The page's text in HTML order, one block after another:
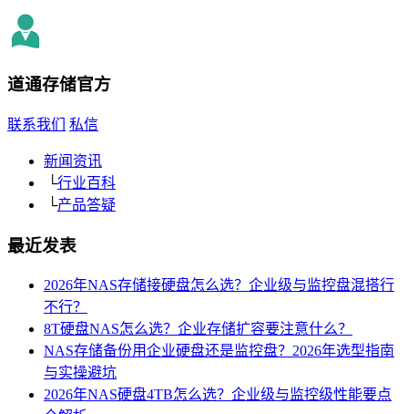
道通存储官方
联系我们 私信
新闻资讯
└行业百科
└产品答疑
最近发表
2026年NAS存储接硬盘怎么选？企业级与监控盘混搭行
不行？
8T硬盘NAS怎么选？企业存储扩容要注意什么？
NAS存储备份用企业硬盘还是监控盘？2026年选型指南
与实操避坑
2026年NAS硬盘4TB怎么选？企业级与监控级性能要点